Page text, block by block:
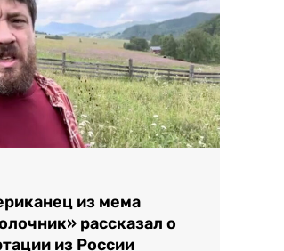
из мема
рассказал о
из России